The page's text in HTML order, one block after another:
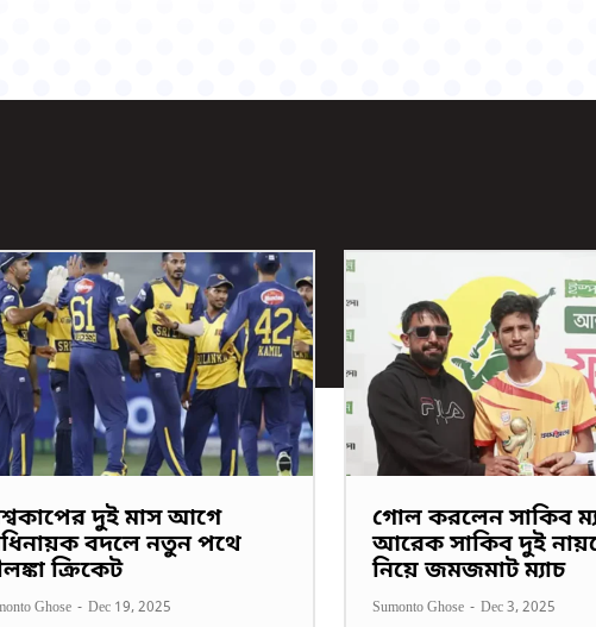
দুই মাস আগে
বদলে নতুন পথে
ক্রিকেট
Ghose - Dec 19, 2025
গোল করলেন সাকিব
আরেক সাকিব দুই
নিয়ে জমজমাট ম্যাচ
Sumonto Ghose - Dec 3, 2025